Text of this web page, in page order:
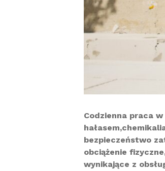
Codzienna praca
bezpieczeństwo
obciążenie
wynikające z